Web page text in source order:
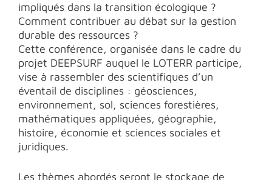
impliqués dans la transition écologique ?
Comment contribuer au débat sur la gestion
durable des ressources ?
Cette conférence, organisée dans le cadre du
projet DEEPSURF auquel le LOTERR participe,
vise à rassembler des scientifiques d’un
éventail de disciplines : géosciences,
environnement, sol, sciences forestières,
mathématiques appliquées, géographie,
histoire, économie et sciences sociales et
juridiques.
Les thèmes abordés seront le stockage de